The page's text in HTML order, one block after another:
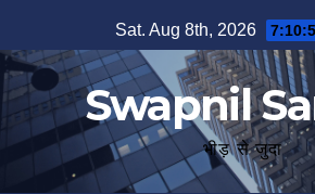
to
content
Sat. Aug 8th, 2026
Swapnil
भीड़ से जुदा